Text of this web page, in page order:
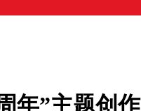
年”主题创作